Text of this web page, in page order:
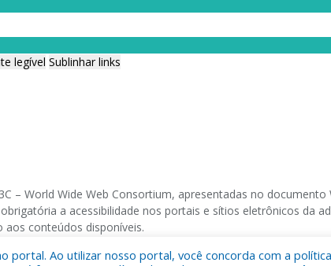
portal. Ao utilizar nosso portal, você concorda com a
legível Sublinhar links
– World Wide Web Consortium, apresentadas no
a acessibilidade nos portais e sítios eletrônicos da
aos conteúdos disponíveis.
e através do utilitário de acesso a Internet do